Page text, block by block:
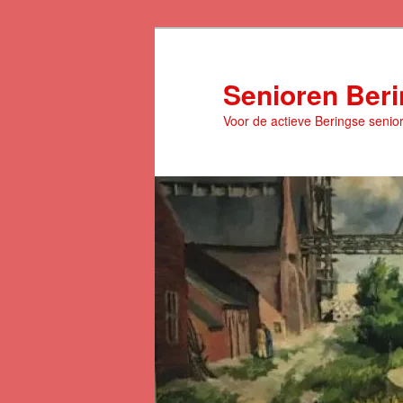
Senioren
Voor de actieve Beringse